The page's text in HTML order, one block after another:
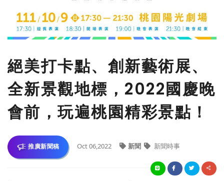
絕美打卡點、創新藝術展、
全新景觀地標，2022國慶晚
會前，玩遍桃園精彩景點！
推廣新聞稿 Oct 06,2022 新聞 新聞時事